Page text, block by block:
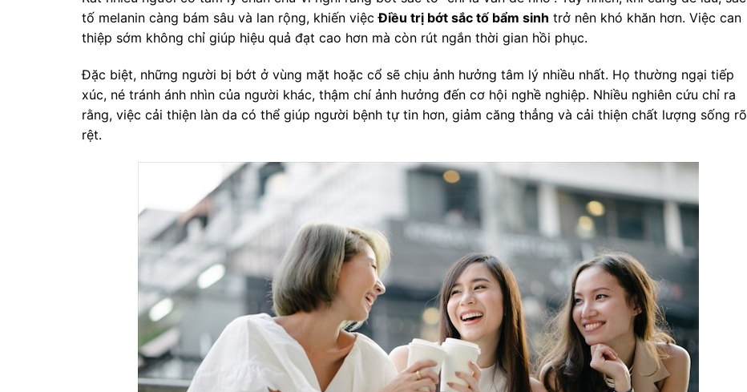
tố melanin càng bám sâu và lan rộng, khiến việcĐiều trị bớt sắc tố bẩm sinh trở nên khó khăn hơn. Việc can
thiệp sớm không chỉ giúp hiệu quả đạt cao hơn mà còn rút ngắn thời gian hồi phục.
Đặc biệt, những người bị bớt ở vùng mặt hoặc cổ sẽ chịu ảnh hưởng tâm lý nhiều nhất. Họ thường ngại tiếp
xúc, né tránh ánh nhìn của người khác, thậm chí ảnh hưởng đến cơ hội nghề nghiệp. Nhiều nghiên cứu chỉ ra
rằng, việc cải thiện làn da có thể giúp người bệnh tự tin hơn, giảm căng thẳng và cải thiện chất lượng sống rõ
rệt.